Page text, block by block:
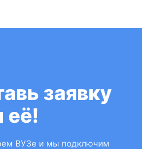
заявку
её!
ВУЗе и мы подключим